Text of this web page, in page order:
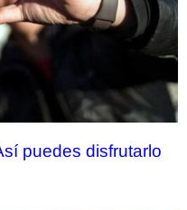
puedes disfrutarlo